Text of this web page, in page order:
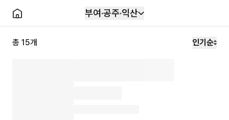
부여·공주·익산
총 15개 인기순